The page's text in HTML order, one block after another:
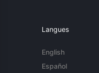
Langues
English
Español